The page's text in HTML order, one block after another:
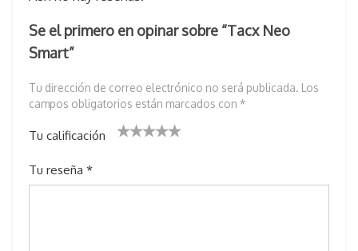
Se el primero en opinar sobre “Tacx Neo
Smart”
Tu dirección de correo electrónico no será publicada. Los
campos obligatorios están marcados con *
Tu calificación
Tu reseña *